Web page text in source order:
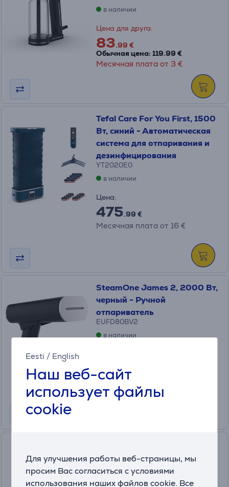
Eesti / English
Наш веб-сайт
использует файлы
cookie
Для улучшения работы веб-страницы, мы
просим Вас согласиться с условиями
использования наших файлов cookie. Все
в наличии
Цена для друга:
83.99 €
Обычная цена: 119.99 €
Месячная плата от 3 €
Tefal Care For You First, 1500
Вт, синий - Автоматическая
система для отпаривания и
дезинфицирования
YT2020E0
в наличии
Цена:
475.99 €
Месячная плата от 16 €
SteamOne James 2, 2000 Вт,
черный - Ручной
отпариватель
EUFD80BV2
в наличии
109.99 €
Обычная цена: 145.99 €
Месячная плата от 4 €
красный - Ручной
отпариватель
RUST400